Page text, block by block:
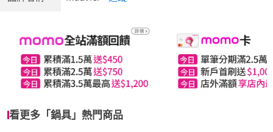
看更多「鍋具」熱門商品